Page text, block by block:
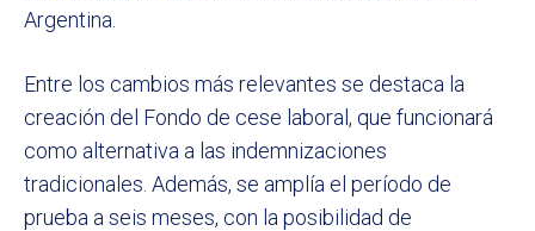
Argentina.
Entre los cambios más relevantes se destaca la
creación del Fondo de cese laboral, que funcionará
como alternativa a las indemnizaciones
tradicionales. Además, se amplía el período de
prueba a seis meses, con la posibilidad de